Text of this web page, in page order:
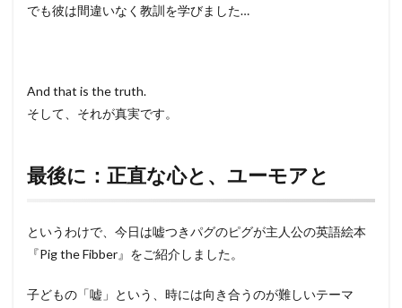
でも彼は間違いなく教訓を学びました…
And that is the truth.
そして、それが真実です。
最後に：正直な心と、ユーモアと
というわけで、今日は嘘つきパグのピグが主人公の英語絵本
『Pig the Fibber』をご紹介しました。
子どもの「嘘」という、時には向き合うのが難しいテーマ